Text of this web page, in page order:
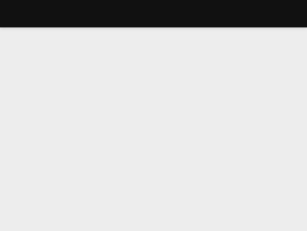
Яростная Майк и Ник и Ник и Элис